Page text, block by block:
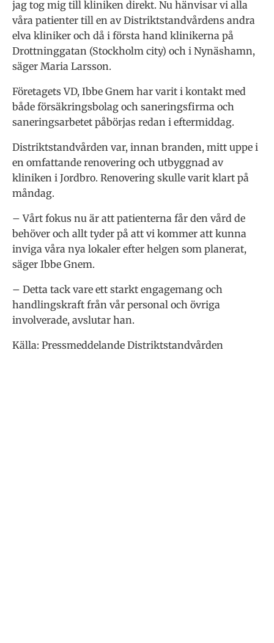
jag tog mig till kliniken direkt. Nu hänvisar vi alla
våra patienter till en av Distriktstandvårdens andra
elva kliniker och då i första hand klinikerna på
Drottninggatan (Stockholm city) och i Nynäshamn,
säger Maria Larsson.
Företagets VD, Ibbe Gnem har varit i kontakt med
både försäkringsbolag och saneringsfirma och
saneringsarbetet påbörjas redan i eftermiddag.
Distriktstandvården var, innan branden, mitt uppe i
en omfattande renovering och utbyggnad av
kliniken i Jordbro. Renovering skulle varit klart på
måndag.
– Vårt fokus nu är att patienterna får den vård de
behöver och allt tyder på att vi kommer att kunna
inviga våra nya lokaler efter helgen som planerat,
säger Ibbe Gnem.
– Detta tack vare ett starkt engagemang och
handlingskraft från vår personal och övriga
involverade, avslutar han.
Källa: Pressmeddelande Distriktstandvården